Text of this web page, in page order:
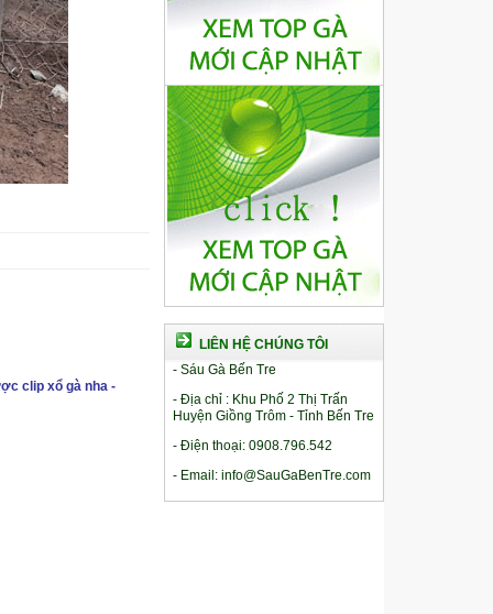
clip xổ gà nha -
LIÊN HỆ CHÚNG TÔI
- Sáu Gà Bến Tre
- Địa chỉ : Khu Phố 2 Thị Trấn
Huyện Giồng Trôm - Tỉnh Bến Tre
- Điện thoại: 0908.796.542
- Email: info@SauGaBenTre.com